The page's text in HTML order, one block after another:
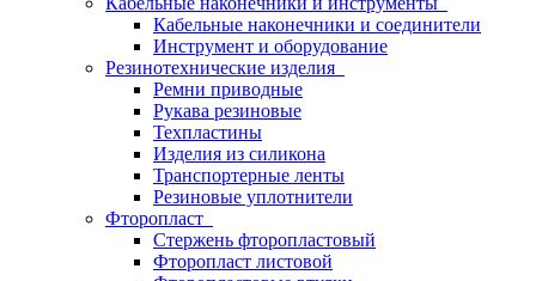
Кабельные наконечники и соединители
Инструмент и оборудование
Резинотехнические изделия
Ремни приводные
Рукава резиновые
Техпластины
Изделия из силикона
Транспортерные ленты
Резиновые уплотнители
Фторопласт
Стержень фторопластовый
Фторопласт листовой